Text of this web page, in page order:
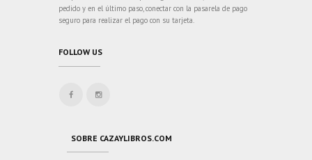
pedido y en el último paso, conectar con la pasarela de pago
seguro para realizar el pago con su tarjeta.
FOLLOW US
SOBRE CAZAYLIBROS.COM